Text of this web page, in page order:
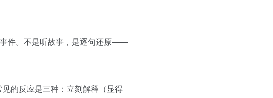
事件。不是听故事，是逐句还原——
的反应是三种：立刻解释（显得